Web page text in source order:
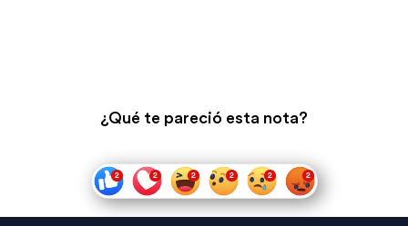
¿Qué te pareció esta nota?